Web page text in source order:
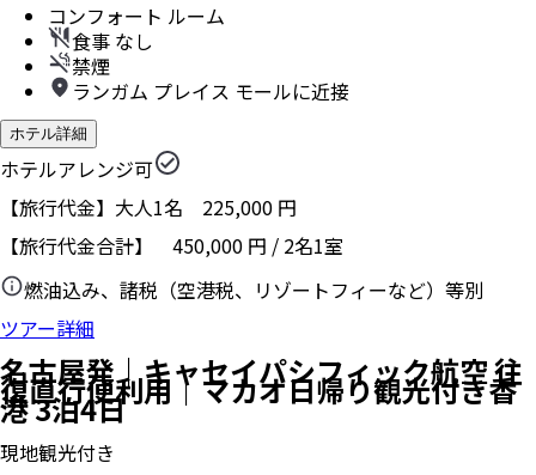
コンフォート ルーム
食事 なし
禁煙
ランガム プレイス モールに近接
ホテル詳細
ホテルアレンジ可
【旅行代金】大人1名 225,000 円
【旅行代金合計】 450,000 円 / 2名1室
燃油込み、諸税（空港税、リゾートフィーなど）等別
ツアー詳細
名古屋発｜キャセイパシフィック航空 往
復直行便利用｜マカオ日帰り観光付き香
港 3泊4日
現地観光付き